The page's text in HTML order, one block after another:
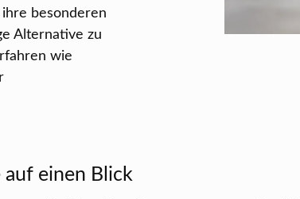
besonderen
Alternative zu
wie
einen Blick